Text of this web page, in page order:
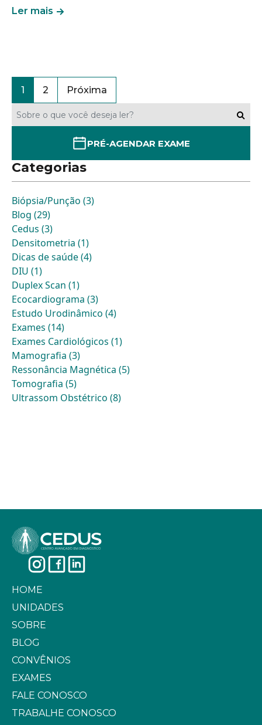
Ler mais
Paginação
de
posts
1 2 Próxima
PRÉ-AGENDAR EXAME
Categorias
Biópsia/Punção (3)
Blog (29)
Cedus (3)
Densitometria (1)
Dicas de saúde (4)
DIU (1)
Duplex Scan (1)
Ecocardiograma (3)
Estudo Urodinâmico (4)
Exames (14)
Exames Cardiológicos (1)
Mamografia (3)
Ressonância Magnética (5)
Tomografia (5)
Ultrassom Obstétrico (8)
HOME
UNIDADES
SOBRE
BLOG
CONVÊNIOS
EXAMES
FALE CONOSCO
TRABALHE CONOSCO